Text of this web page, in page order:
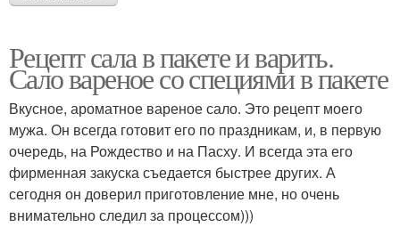
Рецепт сала в пакете и варить.
Сало вареное со специями в пакете
Вкусное, ароматное вареное сало. Это рецепт моего
мужа. Он всегда готовит его по праздникам, и, в первую
очередь, на Рождество и на Пасху. И всегда эта его
фирменная закуска съедается быстрее других. А
сегодня он доверил приготовление мне, но очень
внимательно следил за процессом)))